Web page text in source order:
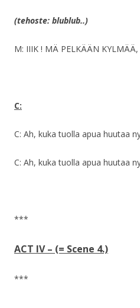
(tehoste: blublub..)
M: IIIK ! MÄ PELKÄÄN
C:
C: Ah, kuka tuolla apua huutaa
C: Ah, kuka tuolla apua huutaa
***
ACT IV – (= Scene 4.)
***